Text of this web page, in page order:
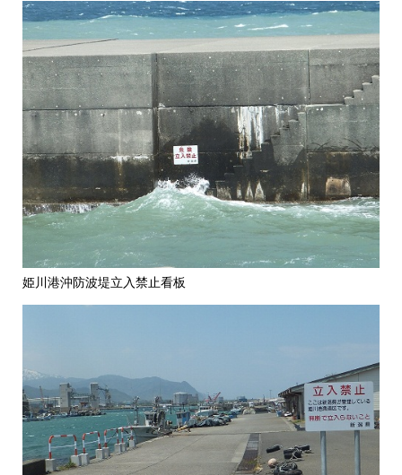
姫川港沖防波堤立入禁止看板